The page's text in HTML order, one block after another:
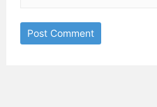
Post Comment